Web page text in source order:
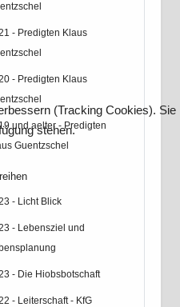
- Predigten Klaus
- Predigten Klaus
und aelter - Predigten
Guentzschel
- Licht Blick
- Lebensziel und
- Die Hiobsbotschaft
- Leiterschaft - KfG
(Tracking Cookies). Sie
stehen.